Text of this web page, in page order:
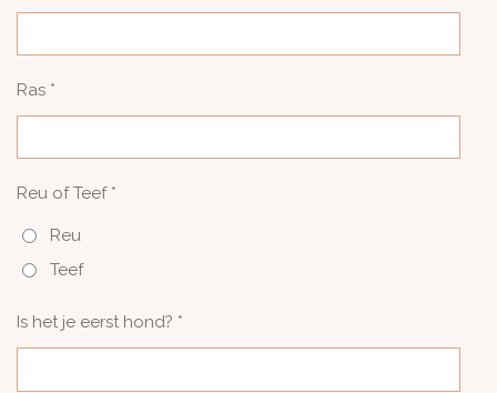
Ras *
Reu of Teef *
Reu
Teef
Is het je eerst hond? *